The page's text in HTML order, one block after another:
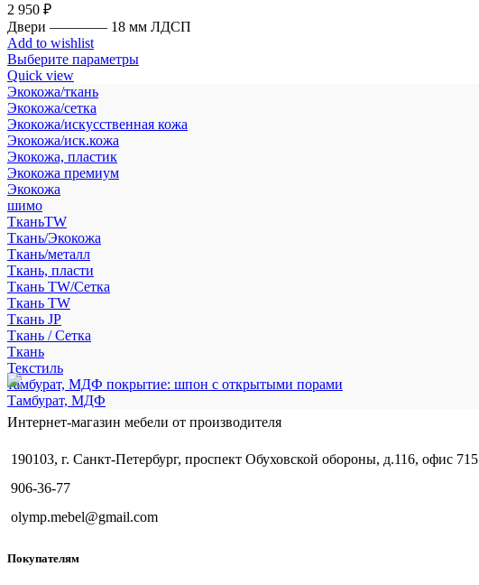
2 950 ₽
Двери ———— 18 мм ЛДСП
Add to wishlist
Выберите параметры
Quick view
Экокожа/ткань
Экокожа/сетка
Экокожа/искусственная кожа
Экокожа/иск.кожа
Экокожа, пластик
Экокожа премиум
Экокожа
шимо
ТканьTW
Ткань/Экокожа
Ткань/металл
Ткань, пласти
Ткань TW/Сетка
Ткань TW
Ткань JP
Ткань / Сетка
Ткань
Текстиль
тамбурат, МДФ покрытие: шпон с открытыми порами
Тамбурат, МДФ
Интернет-магазин мебели от производителя
190103, г. Санкт-Петербург, проспект Обуховской обороны, д.116, офис 715
906-36-77
olymp.mebel@gmail.com
Покупателям